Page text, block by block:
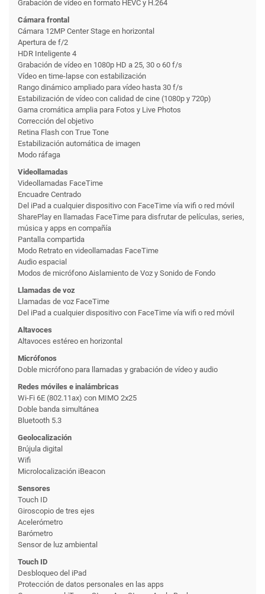
Grabación de vídeo en formato HEVC y H.264
Cámara frontal
Cámara 12MP Center Stage en horizontal
Apertura de f/2
HDR Inteligente 4
Grabación de vídeo en 1080p HD a 25, 30 o 60 f/s
Vídeo en time-lapse con estabili­zación
Rango dinámico ampliado para vídeo hasta 30 f/s
Estabilización de vídeo con calidad de cine (1080p y 720p)
Gama cromática amplia para Fotos y Live Photos
Corrección del objetivo
Retina Flash con True Tone
Estabilización automática de imagen
Modo ráfaga
Videollamadas
Videollamadas FaceTime
Encuadre Centrado
Del iPad a cualquier dispositivo con FaceTime vía wifi o red móvil
SharePlay en llamadas FaceTime para disfrutar de películas, series,
música y apps en compañía
Pantalla compartida
Modo Retrato en videollamadas FaceTime
Audio espacial
Modos de micrófono Aislamiento de Voz y Sonido de Fondo
Llamadas de voz
Llamadas de voz FaceTime
Del iPad a cualquier dispositivo con FaceTime vía wifi o red móvil
Altavoces
Altavoces estéreo en horizontal
Micrófonos
Doble micrófono para llamadas y grabación de vídeo y audio
Redes móviles e inalámbricas
Wi-Fi 6E (802.11ax) con MIMO 2x25
Doble banda simultánea
Bluetooth 5.3
Geolocalización
Brújula digital
Wifi
Microlocalización iBeacon
Sensores
Touch ID
Giroscopio de tres ejes
Acelerómetro
Barómetro
Sensor de luz ambiental
Touch ID
Desbloqueo del iPad
Protección de datos personales en las apps